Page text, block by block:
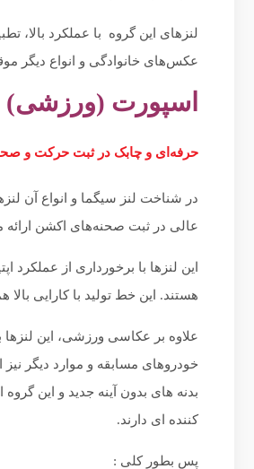
لنزهای این گروه با عملکرد بالا،
عکس‌های خانوادگی و انواع دیگر
اسپورت (ورزشی)
حرفه‌ای و چابک در ثبت حرکت و
در شناخت لنز سیگما و انواع آن
عالی در ثبت صحنه‌های اکشن ارائه
این لنزها با برخورداری از
هستند. این خط تولید با کارایی
علاوه بر عکاسی ورزشی، این
خودروهای مسابقه و موارد دیگر
بدنه های بدون آینه جدید و این
کننده ای دارند.
پس بطور کلی :